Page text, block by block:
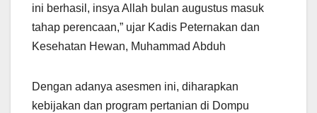
ini berhasil, insya Allah bulan augustus masuk
tahap perencaan,” ujar Kadis Peternakan dan
Kesehatan Hewan, Muhammad Abduh
Dengan adanya asesmen ini, diharapkan
kebijakan dan program pertanian di Dompu